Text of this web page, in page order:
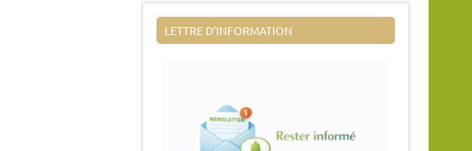
LETTRE D’INFORMATION